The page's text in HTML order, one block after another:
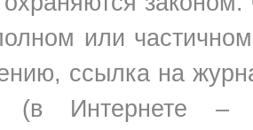
или
ссылка на
(в Интернете